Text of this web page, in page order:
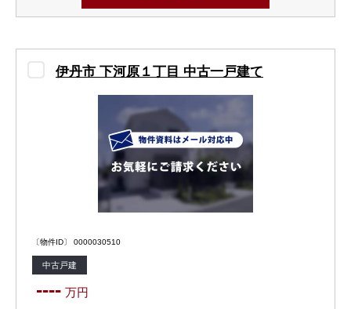
伊丹市 下河原１丁目 中古一戸建て
〔物件ID〕 0000030510
中古戸建
---- 万円